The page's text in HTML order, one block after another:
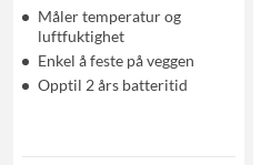
Måler temperatur og
luftfuktighet
Enkel å feste på veggen
Opptil 2 års batteritid